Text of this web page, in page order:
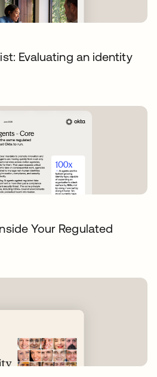
Evaluating an identity
Your Regulated